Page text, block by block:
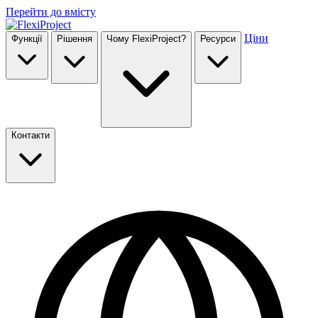
Перейти до вмісту
Функції Рішення Чому FlexiProject? Ресурси Ціни
Контакти